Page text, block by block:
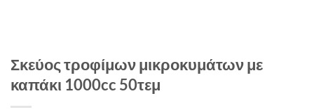
Σκεύος τροφίμων μικροκυμάτων με
καπάκι 1000cc 50τεμ